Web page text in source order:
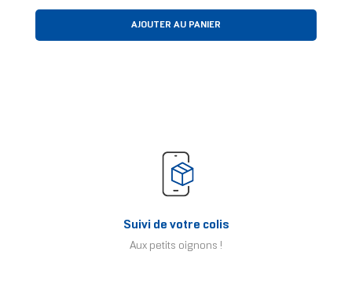
AJOUTER AU PANIER
Suivi de votre colis
Aux petits oignons !